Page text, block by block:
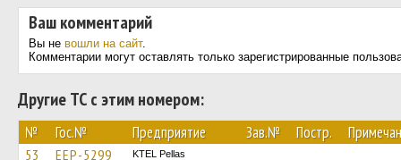
Ваш комментарий
Вы не вошли на сайт.
Комментарии могут оставлять только зарегистрированные
Другие ТС с этим номером:
№ Гос.№ Предприятие Зав.№ Постр.
53 EEP-5299 KTEL Pellas